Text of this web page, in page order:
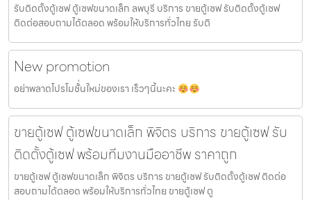
รับติดตั้งตู้เซฟ ตู้เซฟขนาดเล็ก ลพบุรี บริการ ขายตู้เซฟ รับติดตั้งตู้เซฟ
ติดต่อสอบถามได้ตลอด พร้อมให้บริการทั่วไทย รับติ
New promotion
อย่าพลาดโปรโมชั้่นใหม่ของเรา เร็วๆนี้นะคะ
ขายตู้เซฟ ตู้เซฟขนาดเล็ก พิจิตร บริการ ขายตู้เซฟ รับ
ติดตั้งตู้เซฟ พร้อมทีมงานมืออาชีพ ราคาถูก
ขายตู้เซฟ ตู้เซฟขนาดเล็ก พิจิตร บริการ ขายตู้เซฟ รับติดตั้งตู้เซฟ ติดต่อ
สอบถามได้ตลอด พร้อมให้บริการทั่วไทย ขายตู้เซฟ ตู